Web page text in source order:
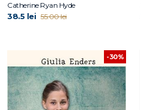
Catherine Ryan Hyde
38.5 lei 55.00 lei
-30%